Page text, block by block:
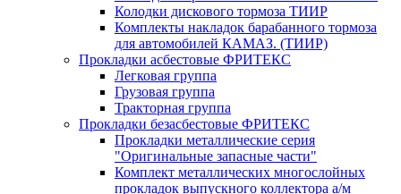
Колодки дискового тормоза ТИИР
Комплекты накладок барабанного тормоза
для автомобилей КАМАЗ. (ТИИР)
Прокладки асбестовые ФРИТЕКС
Легковая группа
Грузовая группа
Тракторная группа
Прокладки безасбестовые ФРИТЕКС
Прокладки металлические серия
"Оригинальные запасные части"
Комплект металлических многослойных
прокладок выпускного коллектора а/м